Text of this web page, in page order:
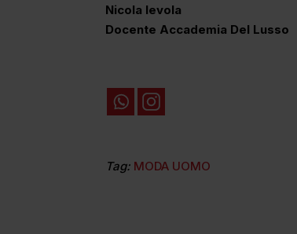
Nicola Ievola
Docente Accademia Del Lusso
Tag: MODA UOMO